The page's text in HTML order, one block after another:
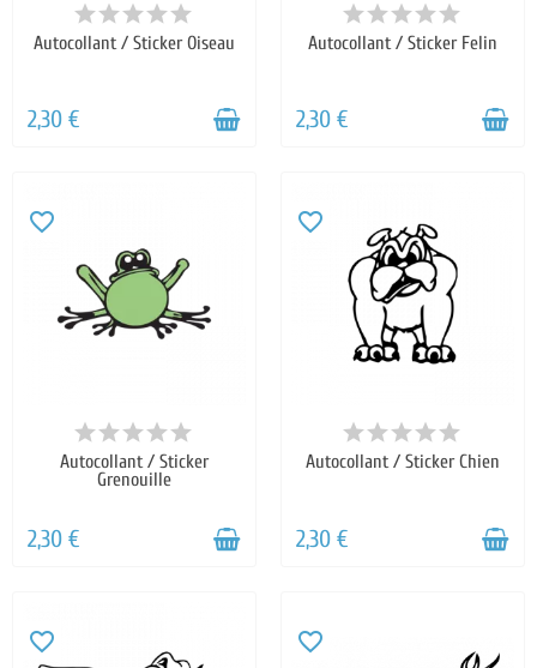
Autocollant / Sticker Oiseau
2,30 €
Autocollant / Sticker Felin
2,30 €
favorite_border
Autocollant / Sticker
Grenouille
2,30 €
favorite_border
Autocollant / Sticker Chien
2,30 €
favorite_border favorite_border